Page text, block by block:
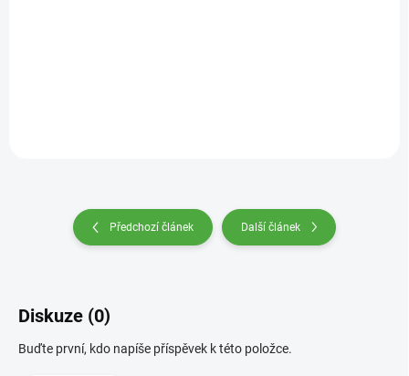
Předchozí článek Další článek
Diskuze (0)
Buďte první, kdo napíše příspěvek k této položce.